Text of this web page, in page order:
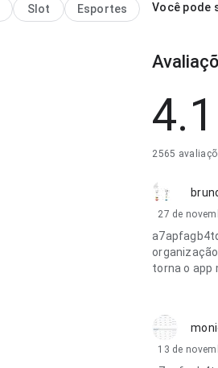
Slot Esportes Você pode
4.1
2565
27 de
torna o app
13 de